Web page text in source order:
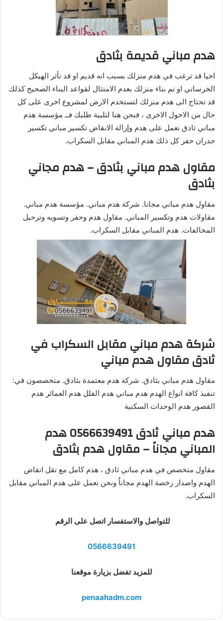
هدم مباني قديمة بثادق
احيا قد ترغب في هدم منزلك بسبب انه قديم او قد تأثر الهيكل
الخرساني او تم بناء منزلك بعدم الامتثال لقواعد البناء الصحيح كذلك
قد تحتاج الى هدم منزلك لتستخدم الارض لمشروع اخرى على كل
حال من الاحول الاخرى ، فنحن هنا لتلبية طلبك فــ مؤسسة هدم
مباني ثادق نعمل على هدم وإزالة الانقاض تكسير مباني تكسير
جدران حفر كل ذلك هدم المباني مقابل السكراب.
مقاول هدم مباني بثادق – هدم مجاني
بثادق
مقاول هدم مباني مجانا. شركة هدم مباني. مؤسسة هدم مباني.
مقاولات هدم وتكسير المباني. مقاول هدم وحفر وتسويه وترحيل
المخالفات. هدم المباني مقابل السكراب.
شركة هدم مباني مقابل السكراب في
ثادق مقاول هدم مباني
مقاول هدم مباني بثادق. شركة هدم معتمدة بثادق. متخصصون في:
تنفيذ كافة انواع الهدم هدم مباني هدم الفلل هدم العمائر هدم
القصور هدم الوحدات السكنية
هدم مباني ثادق 0566639491 هدم
المباني مجاناً – مقاول هدم بثادق
مقاول متخصص في هدم مباني ثادق ، هدم كامل مع نقل انقاض
الهدم واصدار رخصة الهدم مجاناُ ونحن نعمل على هدم المباني مقابل
السكراب.
للتواصل والاستفسار اتصل على الرقم
0566639491
للمزيد تفضل بزيارة موقعنا
penaahadm.com